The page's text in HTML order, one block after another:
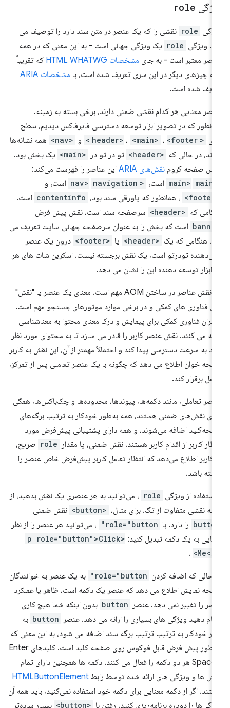
role
role نقشی را که یک عنصر در متن سند دارد را توصیف می
ویژگی role یک ویژگی جهانی است - به این معنی که در همه
معتبر است - به جایمشخصات HTML WHATWG
که تقریباً
چیزهای دیگر در این سری تعریف شده است، بامشخصات ARIA
شده است.
معنایی هر کدام نقشی ضمنی دارند، برخی بسته به زمینه.
که در تصویر ابزار توسعه دسترسی فایرفاکس دیدیم، سطح
، <main> ،<footer> و
همه نشانه‌ها
در حالی که <header> تو در تو در <main>
یک بخش بود.
صفحه کرومنقش‌های ARIA این عناصر را فهرست می‌کند:
main است، <nav>
navigation است، و
، همانطور که پاورقی سند بود، contentinfo است.
که <header> سرصفحه سند است، نقش پیش فرض
است که بخش را به عنوان سرصفحه جهانی سایت تعریف می
هنگامی که یک <header> یا <footer>
درون یک عنصر
تودرتو است، یک نقش برجسته نیست. اسکرین شات های هر
ابزار توسعه دهنده این را نشان می دهد.
نام نقش عناصر در ساختن AOM مهم است. معنای یک عنصر یا "نقش"
فناوری های کمکی و در برخی موارد موتورهای جستجو مهم است.
فناوری کمکی برای پیمایش و درک معنای محتوا به معناشناسی
می کنند. نقش عنصر کاربر را قادر می سازد تا به محتوای مورد نظر
به سرعت دسترسی پیدا کند و احتمالاً مهمتر از آن، این نقش به کاربر
خوان اطلاع می دهد که چگونه با یک عنصر تعاملی پس از تمرکز،
برقرار کند.
تعاملی، مانند دکمه‌ها، پیوندها، محدوده‌ها و چک‌باکس‌ها، همگی
نقش‌های ضمنی هستند، همه به‌طور خودکار به ترتیب برگه‌های
اضافه می‌شوند، و همه دارای پشتیبانی پیش‌فرض مورد
کاربر از اقدام کاربر هستند. نقش ضمنی، یا مقدار role صریح،
کاربر اطلاع می‌دهد که انتظار تعامل کاربر پیش‌فرض خاص عنصر را
باشد.
استفاده از ویژگی role ، می‌توانید به هر عنصری یک نقش بدهید، از
نقشی متفاوت از تگ. برای مثال، <button> نقش ضمنی
را دارد. با role="button"
، می‌توانید هر عنصر را از نظر
به یک دکمه تبدیل کنید: <p role="button">Click
Me</
.
حالی که اضافه کردن role="button"
به یک عنصر به خوانندگان
نمایش اطلاع می دهد که عنصر یک دکمه است، ظاهر یا عملکرد
را تغییر نمی دهد. عنصر button بدون اینکه شما هیچ کاری
دهید ویژگی های بسیاری را ارائه می دهد. عنصر button به
خودکار به ترتیب ترتیب برگه سند اضافه می شود، به این معنی که
به طور پیش فرض قابل فوکوس روی صفحه کلید است. کلیدهای Enter
و Space هر دو دکمه را فعال می کنند. دکمه ها همچنین دارای تمام
ها و ویژگی های ارائه شده توسط رابط HTMLButtonElement
اگر از دکمه معنایی برای دکمه خود استفاده نمی‌کنید، باید همه آن
را دوباره برنامه‌ریزی کنید. رفتن با <button> بسیار ساده‌تر